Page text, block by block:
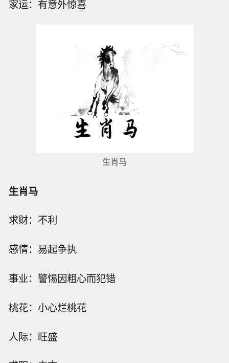
家运：有意外惊喜
生肖马
生肖马
求财：不利
感情：易起争执
事业：警惕因粗心而犯错
桃花：小心烂桃花
人际：旺盛